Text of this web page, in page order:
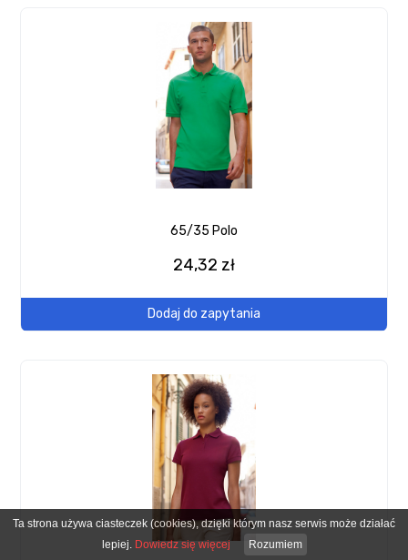
65/35 Polo
24,32 zł
Dodaj do zapytania
Ta strona używa ciasteczek (cookies), dzięki którym nasz serwis może działać
lepiej. Dowiedz się więcej Rozumiem